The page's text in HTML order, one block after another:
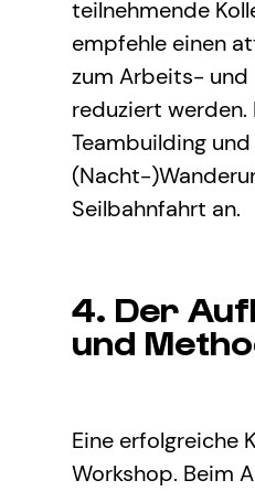
teilnehmende
empfehle einen
zum Arbeits- und
reduziert
Teambuilding
(Nacht-
Seilbahnfahrt an.
4. Der
und
Eine erfolgreiche
Workshop. Beim